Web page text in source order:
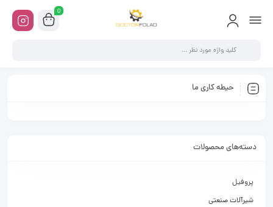
0
حیطه کاری ما
دسته‌های محصولات
پروفیل
شیرآلات صنعتی